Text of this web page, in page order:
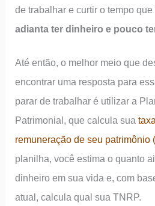
de trabalhar e curtir o tempo
adianta ter dinheiro e pouco
Até então, o melhor meio que
encontrar uma resposta para
parar de trabalhar é utilizar a
Patrimonial, que calcula sua
remuneração de seu patrimônio
planilha, você estima o quanto
dinheiro em sua vida e, com
atual, calcula qual sua TNRP.